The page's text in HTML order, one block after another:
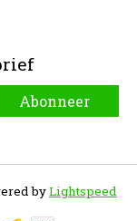
Abonneer
byLightspeed